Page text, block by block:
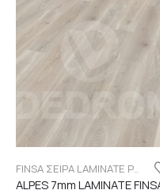
FINSA ΣΕΙΡΑ LAMINATE PUREFLOOR 7MM
ALPES 7mm LAMINATE